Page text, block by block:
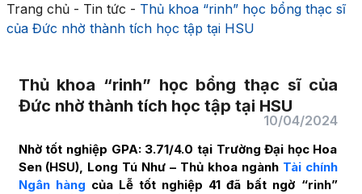
Trang chủ- Tin tức - Thủ khoa “rinh” học bổng thạc sĩ
của Đức nhờ thành tích học tập tại HSU
Thủ khoa “rinh” học bổng thạc sĩ của
Đức nhờ thành tích học tập tại HSU
10/04/2024
Nhờ tốt nghiệp GPA: 3.71/4.0 tại Trường Đại học Hoa
Sen (HSU), Long Tú Như – Thủ khoa ngành Tài chính
Ngân hàng của Lễ tốt nghiệp 41 đã bất ngờ “rinh”